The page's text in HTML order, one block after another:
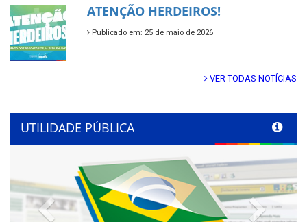
ATENÇÃO HERDEIROS!
Publicado em: 25 de maio de 2026
VER TODAS NOTÍCIAS
UTILIDADE PÚBLICA
Previous Next